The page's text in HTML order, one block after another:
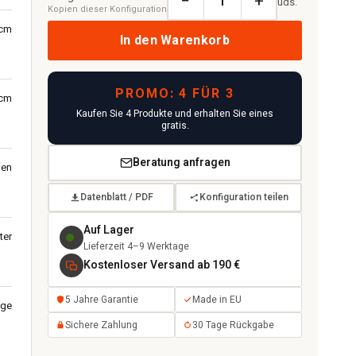
Kopien dieser Konfiguration
In den Warenkorb
PROMO: 4 FÜR 3
Kaufen Sie 4 Produkte und erhalten Sie eines
gratis.
Beratung anfragen
Datenblatt / PDF Konfiguration teilen
Auf Lager
Lieferzeit 4–9 Werktage
Kostenloser Versand ab 190 €
5 Jahre Garantie
Made in EU
Sichere Zahlung
30 Tage Rückgabe